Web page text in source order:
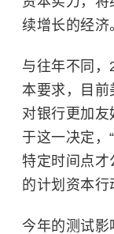
续增长的经济
与往年不同
本要求，目前
对银行更加
于这一决定，
特定时间点才
的计划资本行
今年的测试影